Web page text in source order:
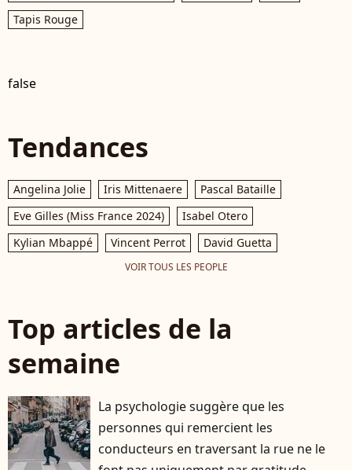
Tapis Rouge
false
Tendances
Angelina Jolie Iris Mittenaere
Pascal Bataille
Eve Gilles (Miss France 2024)
Isabel Otero
Kylian Mbappé
Vincent Perrot David Guetta
VOIR TOUS LES PEOPLE
Top articles de la
semaine
La psychologie suggère que les
personnes qui remercient les
conducteurs en traversant la rue ne le